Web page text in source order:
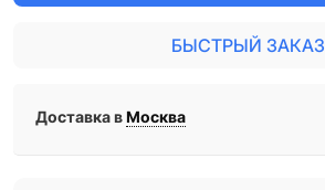
БЫСТРЫЙ ЗАКАЗ
Доставка вМосква